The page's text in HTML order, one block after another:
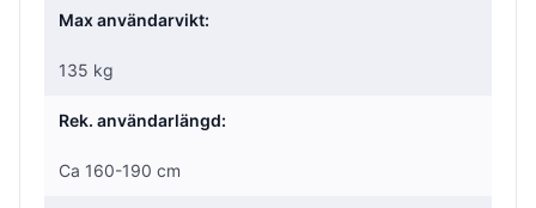
Max användarvikt:
135 kg
Rek. användarlängd:
Ca 160-190 cm